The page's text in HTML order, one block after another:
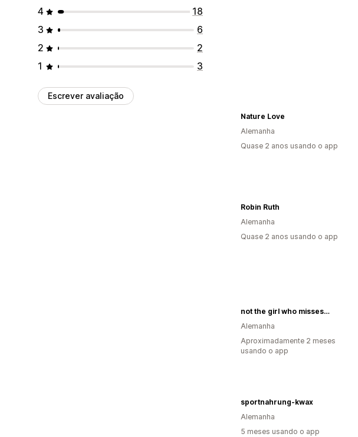
4
18
3
6
2
2
1
3
Escrever avaliação
Nature Love
Alemanha
Quase 2 anos usando o app
Robin Ruth
Alemanha
Quase 2 anos usando o app
not the girl who misses much
Alemanha
Aproximadamente 2 meses
usando o app
sportnahrung-kwax
Alemanha
5 meses usando o app